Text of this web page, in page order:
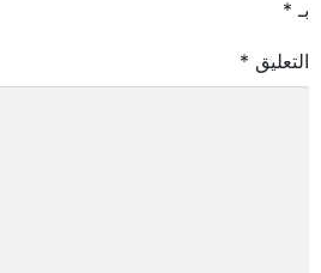
بـ *
التعليق *